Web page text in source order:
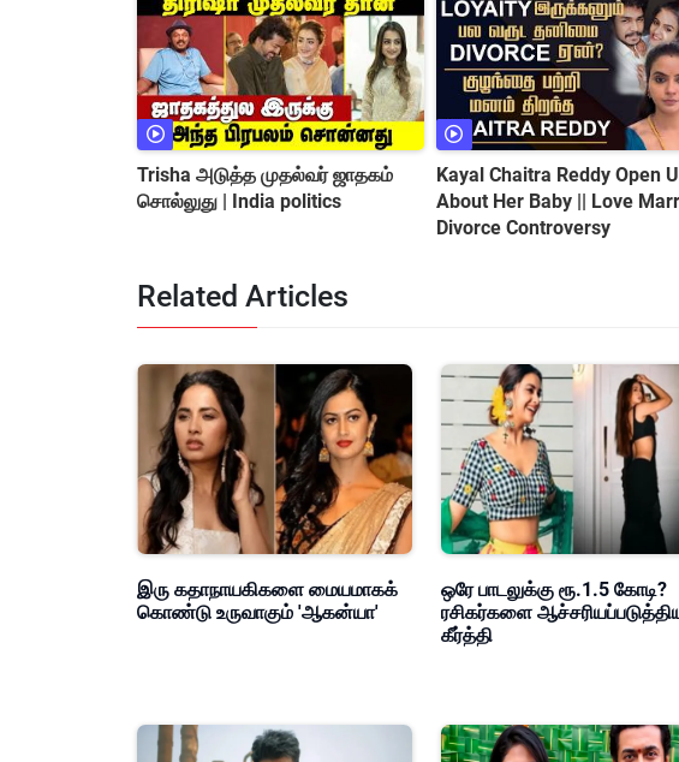
Trisha அடுத்த முதல்வர் ஜாதகம்
சொல்லுது | India politics
Kayal Chaitra Reddy Open
About Her Baby || Love Marriage
Divorce Controversy
Related Articles
இரு கதாநாயகிகளை மையமாகக்
கொண்டு உருவாகும் 'ஆகன்யா'
ஒரே பாடலுக்கு ரூ.1.5 கோடி?
ரசிகர்களை
கீர்த்தி